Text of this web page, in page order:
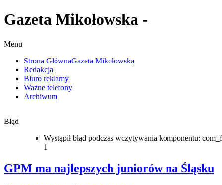
Gazeta Mikołowska -
Menu
Strona GłównaGazeta Mikołowska
Redakcja
Biuro reklamy
Ważne telefony
Archiwum
Błąd
Wystąpił błąd podczas wczytywania komponentu:
1
GPM ma najlepszych juniorów na Śląsku